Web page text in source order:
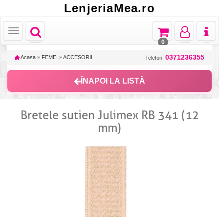
LenjeriaMea.ro
Toggle
navigation
Toggle
Toggle
navigation
Toggle
navigation
Toggle
navigation
0
Acasa » FEMEI »ACCESORII Telefon: 0371236355
ÎNAPOI LA LISTĂ
Bretele sutien Julimex RB 341 (12
mm)